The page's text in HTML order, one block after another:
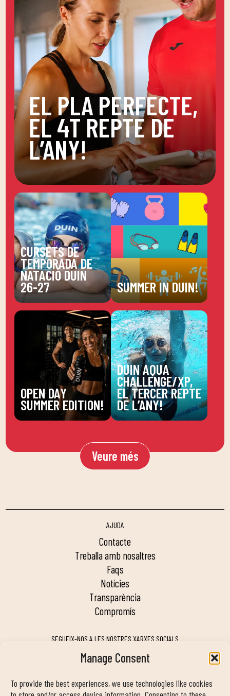
Manage Consent
To provide the best experiences, we use technologies like cookies
EL PLA PERFECTE,
EL 4T REPTE DE
L’ANY!
CURSETS DE
TEMPORADA DE
NATACIÓ DUIN
26-27 SUMMER IN DUIN!
OPEN DAY
SUMMER EDITION!
DUIN AQUA
CHALLENGE/XP,
EL TERCER REPTE
DE L’ANY!
Veure més
AJUDA
contacte
treballa amb nosaltres
faqs
notícies
transparència
compromís
SEGUEIX-NOS A LES NOSTRES XARXES SOCIALS
MY DUIN APP